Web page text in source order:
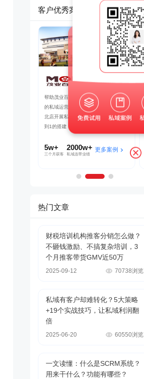
客户优秀案例
茂业百货
帮助茂业百货搭建了企微+社群+小程序
的私域运营体系，在客流量较好的华强
北店开展私域试点工作，完成私域从0
到1的搭建
5w+
三个月获客
2000w+
私域连带业绩
更多案例
热门文章
财税培训机构推客分销怎么做？
不砸钱激励、不搞复杂培训，3
个月推客带货GMV近50万
2025-09-12 70738浏览
私域有客户却难转化？5大策略
+19个实战技巧，让私域利润翻
倍
2025-06-20 60550浏览
一文读懂：什么是SCRM系统？
用来干什么？功能有哪些？